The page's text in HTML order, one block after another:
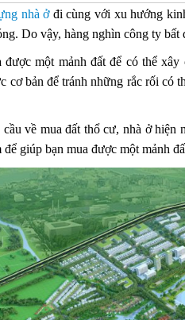
nhà ởđi cùng với xu hướng
Do vậy, hàng nghìn công ty bất
được một mảnh đất để có thể
cơ bản để tránh những rắc rối có
về mua đất thổ cư, nhà ở hiện
giúp bạn mua được một mảnh